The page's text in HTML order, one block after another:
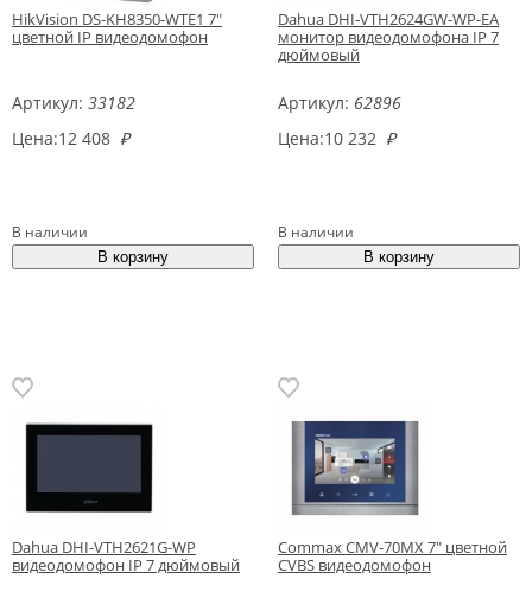
HikVision DS-KH8350-WTE1 7"
цветной IP видеодомофон
Артикул: 33182
Цена:12 408 ₽
В наличии
Dahua DHI-VTH2624GW-WP-EA
монитор видеодомофона IP 7
дюймовый
Артикул: 62896
Цена:10 232 ₽
В наличии
Dahua DHI-VTH2621G-WP
видеодомофон IP 7 дюймовый
Commax CMV-70MX 7" цветной
CVBS видеодомофон